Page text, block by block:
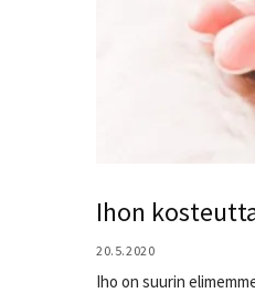
Ihon
20.5.2020
Iho on suurin